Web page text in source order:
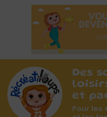
Des
et
Pour les